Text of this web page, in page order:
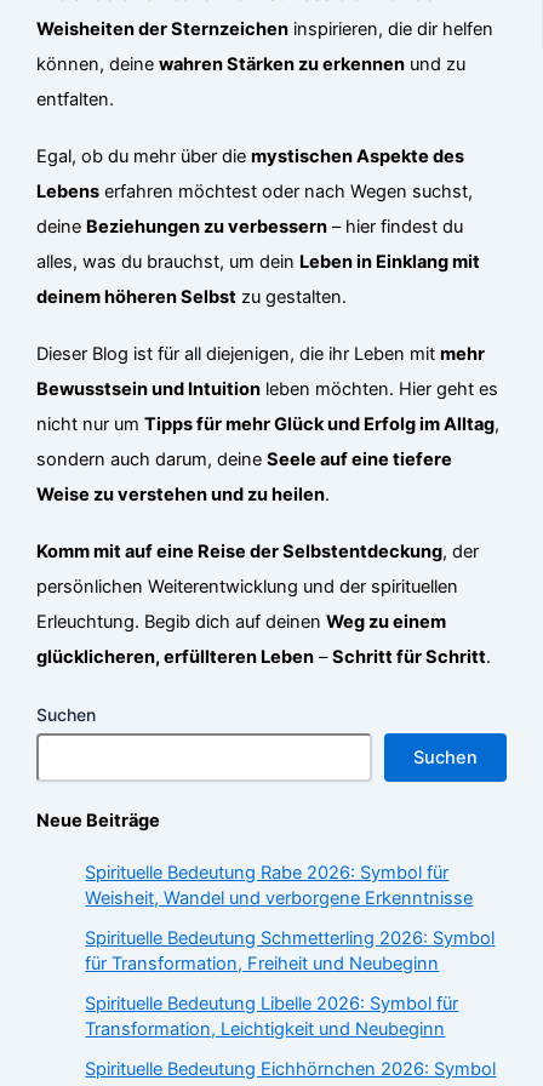
Weisheiten der Sternzeichen inspirieren, die dir helfen
können, deinewahren Stärken zu erkennen und zu
entfalten.
Egal, ob du mehr über diemystischen Aspekte des
Lebens erfahren möchtest oder nach Wegen suchst,
deine Beziehungen zu verbessern – hier findest du
alles, was du brauchst, um dein Leben in Einklang mit
deinem höheren Selbst zu gestalten.
Dieser Blog ist für all diejenigen, die ihr Leben mitmehr
Bewusstsein und Intuition leben möchten. Hier geht es
nicht nur umTipps für mehr Glück und Erfolg im Alltag,
sondern auch darum, deineSeele auf eine tiefere
Weise zu verstehen und zu heilen.
Komm mit auf eine Reise der Selbstentdeckung, der
persönlichen Weiterentwicklung und der spirituellen
Erleuchtung. Begib dich auf deinenWeg zu einem
glücklicheren, erfüllteren Leben –Schritt für Schritt.
Suchen
Suchen
Neue Beiträge
Spirituelle Bedeutung Rabe 2026: Symbol für
Weisheit, Wandel und verborgene Erkenntnisse
Spirituelle Bedeutung Schmetterling 2026: Symbol
für Transformation, Freiheit und Neubeginn
Spirituelle Bedeutung Libelle 2026: Symbol für
Transformation, Leichtigkeit und Neubeginn
Spirituelle Bedeutung Eichhörnchen 2026: Symbol